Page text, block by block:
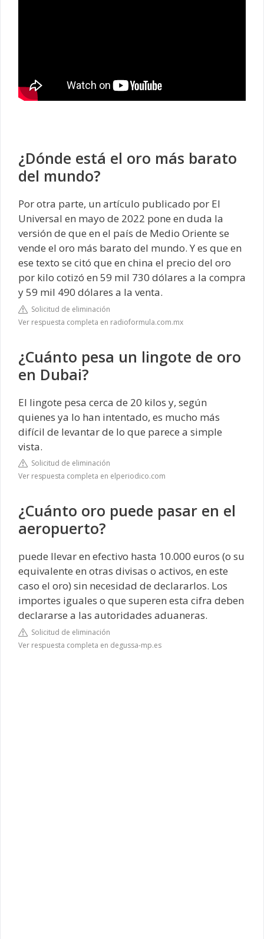
¿Dónde está el oro más barato
del mundo?
Por otra parte, un artículo publicado por El
Universal en mayo de 2022 pone en duda la
versión de que en el país de Medio Oriente se
vende el oro más barato del mundo. Y es que en
ese texto se citó que en china el precio del oro
por kilo cotizó en 59 mil 730 dólares a la compra
y 59 mil 490 dólares a la venta.
Solicitud de eliminación
Ver respuesta completa en radioformula.com.mx
¿Cuánto pesa un lingote de oro
en Dubai?
El lingote pesa cerca de 20 kilos y, según
quienes ya lo han intentado, es mucho más
difícil de levantar de lo que parece a simple
vista.
Solicitud de eliminación
Ver respuesta completa en elperiodico.com
¿Cuánto oro puede pasar en el
aeropuerto?
puede llevar en efectivo hasta 10.000 euros (o su
equivalente en otras divisas o activos, en este
caso el oro) sin necesidad de declararlos. Los
importes iguales o que superen esta cifra deben
declararse a las autoridades aduaneras.
Solicitud de eliminación
Ver respuesta completa en degussa-mp.es